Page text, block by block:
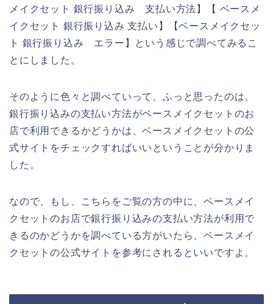
メイクセット 銀行振り込み 支払い方法】【 ベースメ
イクセット 銀行振り込み 支払い】【ベースメイクセッ
ト 銀行振り込み エラー】という感じで調べてみるこ
とにしました。
そのように色々と調べていって、ふっと思ったのは、
銀行振り込みの支払い方法がベースメイクセットのお
店で利用できるかどうかは、ベースメイクセットの公
式サイトをチェックすればいいということが分かりま
した。
なので、もし、こちらをご覧の方の中に、ベースメイ
クセットのお店で銀行振り込みの支払い方法が利用で
きるのかどうかを調べている方がいたら、ベースメイ
クセットの公式サイトを参考にされるといいですよ。